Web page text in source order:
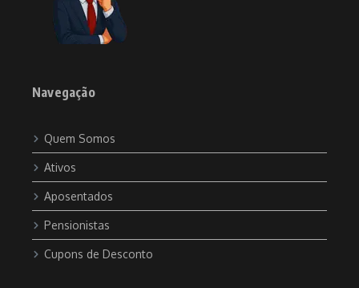
Navegação
Quem Somos
Ativos
Aposentados
Pensionistas
Cupons de Desconto